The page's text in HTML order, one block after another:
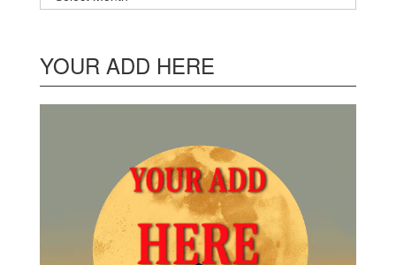
YOUR ADD HERE